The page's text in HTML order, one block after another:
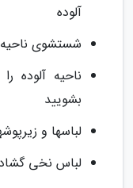
آلوده
شستشوی
ناحیه آلوده
بشویید
لباسها و
لباس نخی